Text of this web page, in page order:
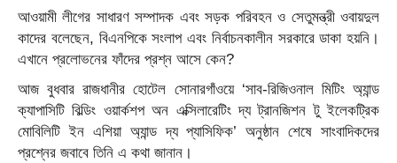
আওয়ামী লীগের সাধারণ সম্পাদক এবং সড়ক পরিবহন ও সেতুমন্ত্রী ওবায়দুল
কাদের বলেছেন, বিএনপিকে সংলাপ এবং নির্বাচনকালীন সরকারে ডাকা হয়নি।
এখানে প্রলোভনের ফাঁদের প্রশ্ন আসে কেন?
আজ বুধবার রাজধানীর হোটেল সোনারগাঁওয়ে ‘সাব-রিজিওনাল মিটিং অ্যান্ড
ক্যাপাসিটি বিল্ডিং ওয়ার্কশপ অন এক্সিলারেটিং দ্য ট্রানজিশন টু ইলেকট্রিক
মোবিলিটি ইন এশিয়া অ্যান্ড দ্য প্যাসিফিক’ অনুষ্ঠান শেষে সাংবাদিকদের
প্রশ্নের জবাবে তিনি এ কথা জানান।